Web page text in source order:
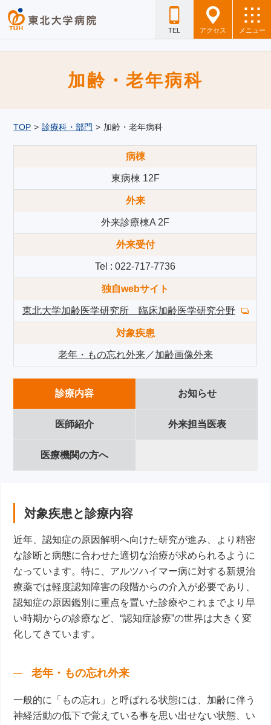
TEL アクセス メニュー
加齢・老年病科
TOP > 診療科・部門 > 加齢・老年病科
病棟
東病棟 12F
外来
外来診療棟A 2F
外来受付
Tel : 022-717-7736
独自webサイト
東北大学加齢医学研究所 臨床加齢医学研究分野
対象疾患
老年・もの忘れ外来／加齢画像外来
診療内容 お知らせ
医師紹介 外来担当医表
医療機関の方へ
対象疾患と診療内容
近年、認知症の原因解明へ向けた研究が進み、より精密
な診断と病態に合わせた適切な治療が求められるように
なっています。特に、アルツハイマー病に対する新規治
療薬では軽度認知障害の段階からの介入が必要であり、
認知症の原因鑑別に重点を置いた診療やこれまでより早
い時期からの診療など、“認知症診療”の世界は大きく変
化してきています。
老年・もの忘れ外来
一般的に「もの忘れ」と呼ばれる状態には、加齢に伴う
神経活動の低下で覚えている事を思い出せない状態、い